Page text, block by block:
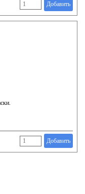
Добавить
Добавить